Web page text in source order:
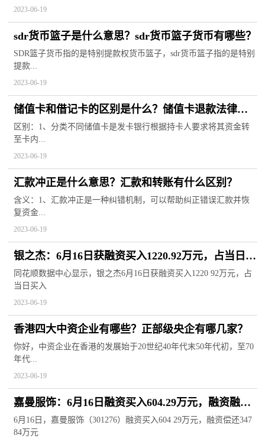
2023-06-19
sdr货币篮子是什么意思？sdr货币篮子货币有哪些？
SDR篮子货币指的是特别提款权货币篮子，sdr货币篮子指的是特别
提款...
2023-06-19
储值卡和借记卡的区别是什么？储值卡退款法律规
定
区别：1、分类不同储值卡是发卡银行根据持卡人要求将其资金转
至卡内...
2023-06-19
汇款冲正是什么意思？汇款和转账有什么区别？
含义：1、汇款冲正是一种纠错机制，可以帮助纠正错误汇款并恢
复资金...
2023-06-19
银之杰：6月16日获融资买入1220.92万元，占当日流
入资金比例12.03%
同花顺数据中心显示，银之杰6月16日获融资买入1220 92万元，占
当日买入
2023-06-19
香港四大中资企业有哪些？正部级央企有哪几家？
你好，中资企业在香港的发展始于20世纪40年代末50年代初，至70
年代...
2023-06-19
嘉曼服饰：6月16日融资买入604.29万元，融资融券
余额3364.19万元 环球热头条
6月16日，嘉曼服饰（301276）融资买入604 29万元，融资偿还347
84万元